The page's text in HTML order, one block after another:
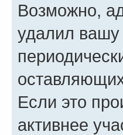
Возможно,
удалил вашу
Если это
активнее